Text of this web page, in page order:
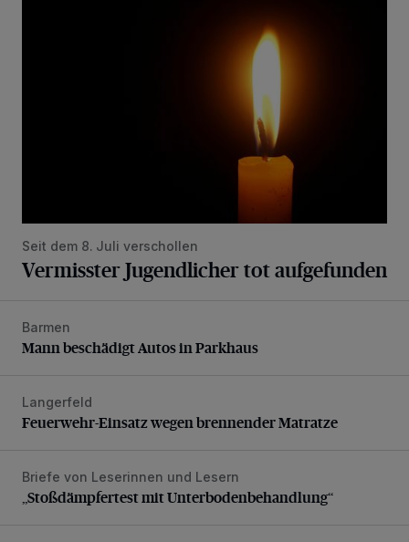
Seit dem 8. Juli verschollen
Vermisster Jugendlicher tot aufgefunden
Mann beschädigt Autos in Parkhaus
Barmen
Mann beschädigt Autos in Parkhaus
Feuerwehr-Einsatz wegen brennender Matratze
Langerfeld
Feuerwehr-Einsatz wegen brennender Matratze
„Stoßdämpfertest mit Unterbodenbehandlung“
Briefe von Leserinnen und Lesern
„Stoßdämpfertest mit Unterbodenbehandlung“